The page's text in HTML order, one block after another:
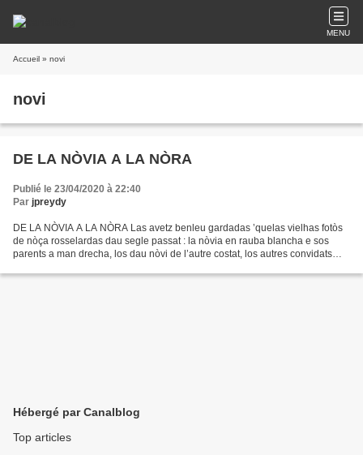
MENU
Accueil » novi
novi
DE LA NÒVIA A LA NÒRA
Publié le 23/04/2020 à 22:40
Par jpreydy
DE LA NÒVIA A LA NÒRA Las avetz benleu gardadas ’quelas vielhas fotòs
de nòça rosselardas dau segle passat : la nòvia en rauba blancha e sos
parents a man drecha, los dau nòvi de l’autre costat, los autres convidats
Hébergé par Canalblog
Top articles